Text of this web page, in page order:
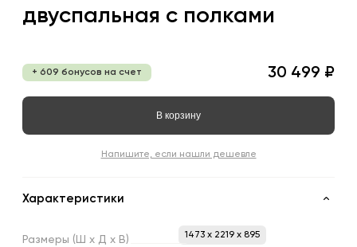
двуспальная с полками
+ 609 бонусов на счет 30 499 ₽
В корзину
Напишите, если нашли дешевле
Характеристики
Размеры (Ш х Д х В) 1473 x 2219 x 895